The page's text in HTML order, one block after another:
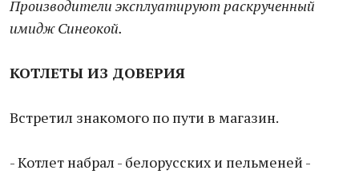
Производители эксплуатируют раскрученный
имидж Синеокой.
КОТЛЕТЫ ИЗ ДОВЕРИЯ
Встретил знакомого по пути в магазин.
- Котлет набрал - белорусских и пельменей -